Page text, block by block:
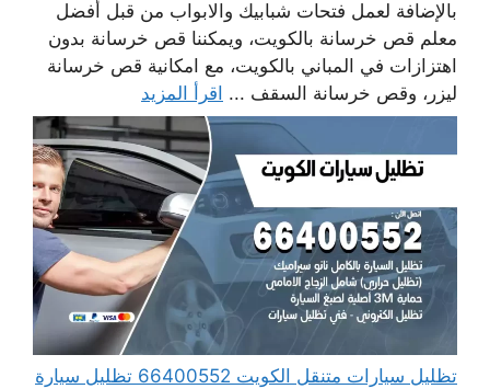
بالإضافة لعمل فتحات شبابيك والابواب من قبل أفضل
معلم قص خرسانة بالكويت، ويمكننا قص خرسانة بدون
اهتزازات في المباني بالكويت، مع امكانية قص خرسانة
ليزر، وقص خرسانة السقف ... اقرأ المزيد
تظليل سيارات متنقل الكويت 66400552 تظليل سيارة